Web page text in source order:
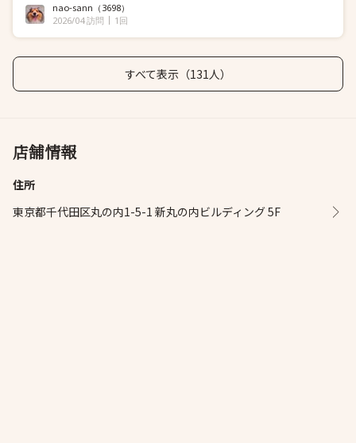
nao-sann （3698）
2026/04 訪問
1回
すべて表示（131人）
店舗情報
住所
東京都千代田区丸の内1-5-1 新丸の内ビルディング 5F